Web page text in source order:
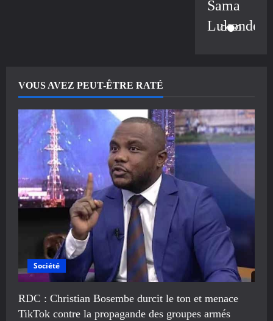
Sama
Lukonde
VOUS AVEZ PEUT-ÊTRE RATÉ
Société
RDC : Christian Bosembe durcit le ton et menace
TikTok contre la propagande des groupes armés